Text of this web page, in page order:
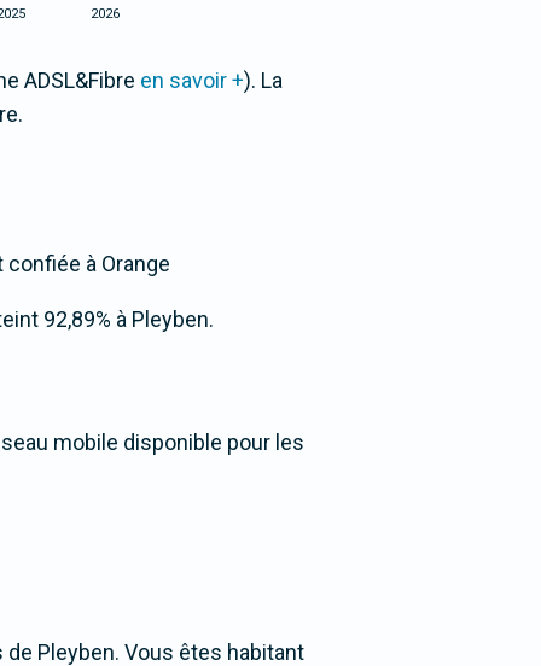
2026
ADSL&Fibre en savoir +). La
à Orange
92,89% à Pleyben.
mobile disponible pour les
Pleyben. Vous êtes habitant